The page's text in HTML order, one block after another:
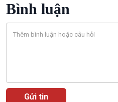
Podcast
Bình luận